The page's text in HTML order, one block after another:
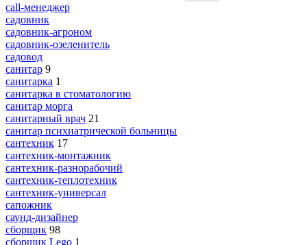
сall-менеджер
садовник
садовник-агроном
садовник-озеленитель
садовод
санитар 9
санитарка 1
санитарка в стоматологию
санитар морга
санитарный врач 21
санитар психиатрической больницы
сантехник 17
сантехник-монтажник
сантехник-разнорабочий
сантехник-теплотехник
сантехник-универсал
сапожник
саунд-дизайнер
сборщик 98
сборщик Lego 1